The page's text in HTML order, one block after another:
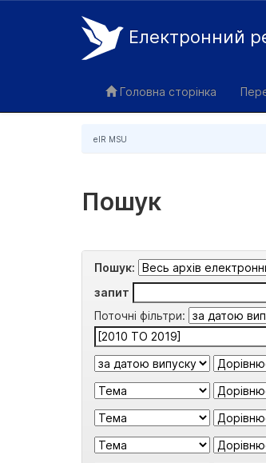
Електронний
Головна сторінка
eIR MSU
Пошук
Пошук:
запит
Поточні фільтри: